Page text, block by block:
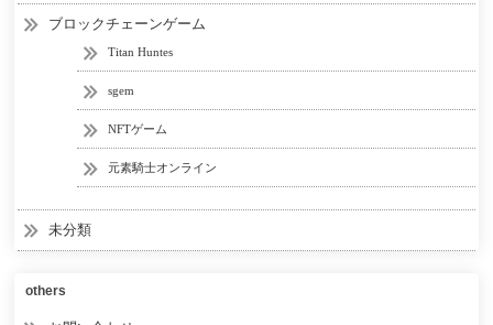
ブロックチェーンゲーム
Titan Huntes
sgem
NFTゲーム
元素騎士オンライン
未分類
others